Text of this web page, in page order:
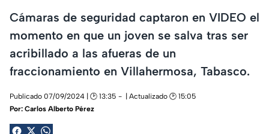
Cámaras de seguridad captaron en VIDEO el
momento en que un joven se salva tras ser
acribillado a las afueras de un
fraccionamiento en Villahermosa, Tabasco.
Publicado 07/09/2024 | 🕑 13:35
| Actualizado 🕑 15:05
Por: Carlos Alberto Pérez